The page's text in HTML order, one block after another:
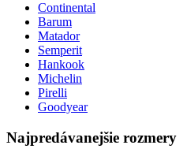
Continental
Barum
Matador
Semperit
Hankook
Michelin
Pirelli
Goodyear
Najpredávanejšie rozmery